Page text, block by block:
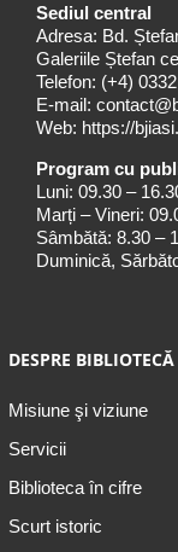
Sediul central
Adresa: Bd.
Galeriile Ștefan
Telefon: (+4)
E-mail:
Web: https://
Program cu
Luni: 09.30 –
Marți – Vineri:
Sâmbătă: 8.30 –
Duminică,
DESPRE BIBLIOTECĂ
Misiune şi viziune
Servicii
Biblioteca în cifre
Scurt istoric